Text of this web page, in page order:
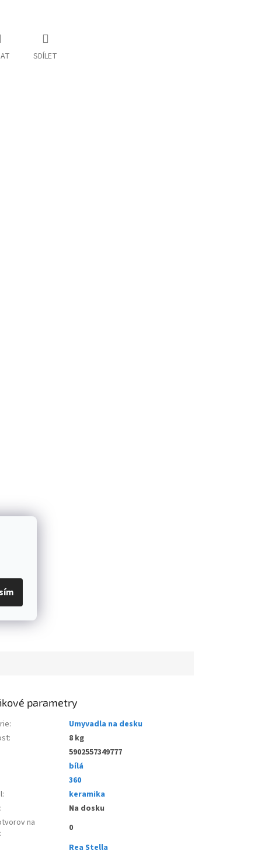
SDÍLET
parametry
:
Umyvadla na desku
:
8 kg
5902557349777
bílá
360
:
keramika
:
Na dosku
na
:
0
Rea Stella